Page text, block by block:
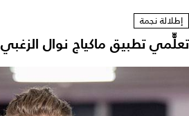
إطلالة نجمة
تعلّّمي تطبيق ماكياج نوال الزغبي